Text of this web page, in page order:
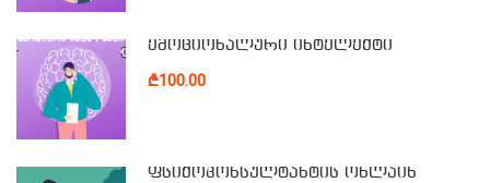
ემოციონალური ინტელექტი
₾100.00
ფსიქოკონსულტანტის ონლაინ